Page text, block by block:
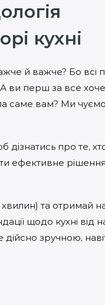
кухні
й важче? Бо всі
А ви перш за все
саме вам? Ми чуємо
дізнатись про те,
ефективне рішення
та отримай
щодо кухні від
зручною,